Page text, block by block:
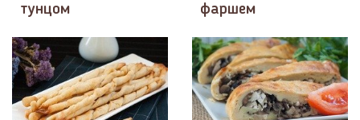
тунцом
фаршем